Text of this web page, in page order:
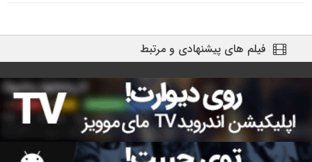
فیلم های پیشنهادی و مرتبط